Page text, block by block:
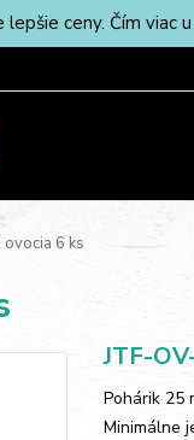
ceny. Čím viac
ovocia 6 ks
JTF-
Pohárik 25
Minimálne